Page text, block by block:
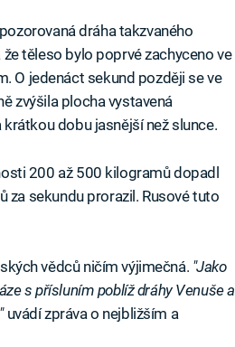
dráha takzvaného
těleso bylo poprvé zachyceno ve
O jedenáct sekund později se ve
zvýšila plocha vystavená
dobu jasnější než slunce.
200 až 500 kilogramů dopadl
za sekundu prorazil. Rusové tuto
vědců ničím výjimečná. "Jako
s přísluním poblíž dráhy Venuše a
uvádí zpráva o nejbližším a